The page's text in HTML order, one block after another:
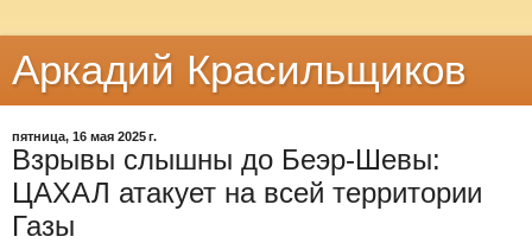
Аркадий Красильщиков
пятница, 16 мая 2025 г.
Взрывы слышны до Беэр-Шевы:
ЦАХАЛ атакует на всей территории
Газы